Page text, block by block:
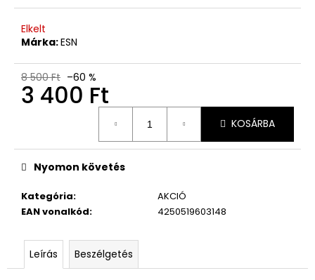
Elkelt
Márka:ESN
8 500 Ft –60 %
3 400 Ft
KOSÁRBA
Kategória:
AKCIÓ
EAN vonalkód: 4250519603148
Nyomon követés
Leírás Beszélgetés